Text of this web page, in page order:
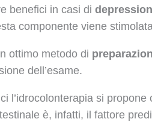
benefici in casi di
componente viene
ottimo metodo di
dell’esame.
l’idrocolonterapia si
è, infatti, il fattore